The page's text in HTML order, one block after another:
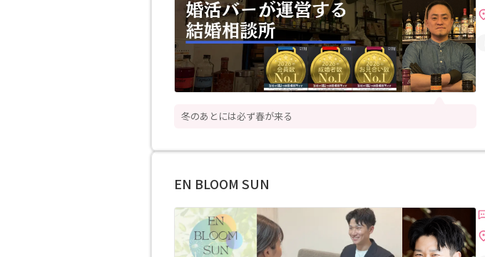
冬のあとには必ず春が来る
EN BLOOM SUN